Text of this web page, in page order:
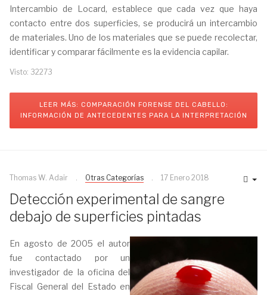
Intercambio de Locard, establece que cada vez que haya
contacto entre dos superficies, se producirá un intercambio
de materiales. Uno de los materiales que se puede recolectar,
identificar y comparar fácilmente es la evidencia capilar.
Visto: 32273
LEER MÁS: COMPARACIÓN FORENSE DEL CABELLO:
INFORMACIÓN DE ANTECEDENTES PARA LA INTERPRETACIÓN
Thomas W. Adair Otras Categorías 17 Enero 2018
Detección experimental de sangre
debajo de superficies pintadas
En agosto de 2005 el autor
fue contactado por un
investigador de la oficina del
Fiscal General del Estado en